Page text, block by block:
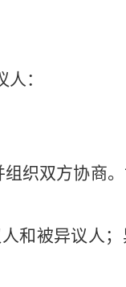
：
织双方协商
和被异议人